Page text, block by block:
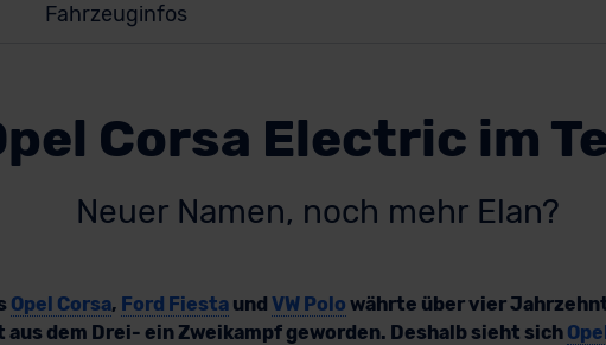
Fahrzeuginfos
Corsa Electric im
Neuer Namen, noch mehr Elan?
Opel Corsa, Ford Fiesta und VW Polo währte über vier
dem Drei- ein Zweikampf geworden. Deshalb sieht sich